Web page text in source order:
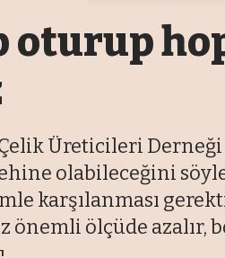
oturup
Üreticileri
olabileceğini
karşılanması
önemli ölçüde azalır,